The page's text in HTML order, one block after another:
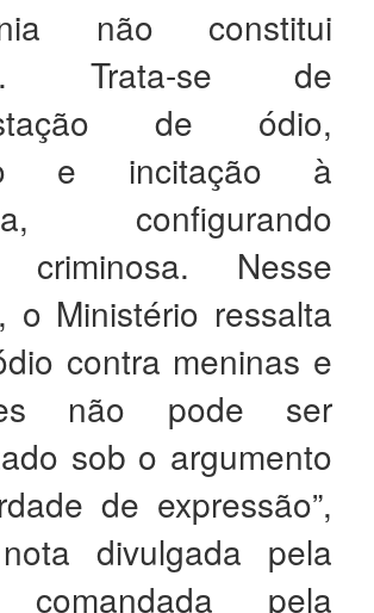
não constitui
Trata-se de
de ódio,
e incitação à
configurando
criminosa. Nesse
o Ministério ressalta
contra meninas e
não pode ser
sob o argumento
de expressão”,
divulgada pela
comandada pela